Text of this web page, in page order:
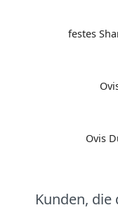
festes
Ovis
Kunden,